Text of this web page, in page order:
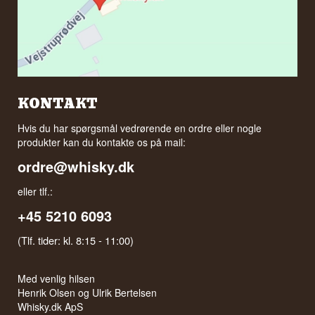
desuden til kræsne samlere fra hele verden, der
kræver ekspertise til fingerspidserne.
KONTAKT
Hvis du har spørgsmål vedrørende en ordre eller nogle
produkter kan du kontakte os på mail:
ordre@whisky.dk
eller tlf.:
+45 5210 6093
(Tlf. tider: kl. 8:15 - 11:00)
Med venlig hilsen
Henrik Olsen og Ulrik Bertelsen
Whisky.dk ApS